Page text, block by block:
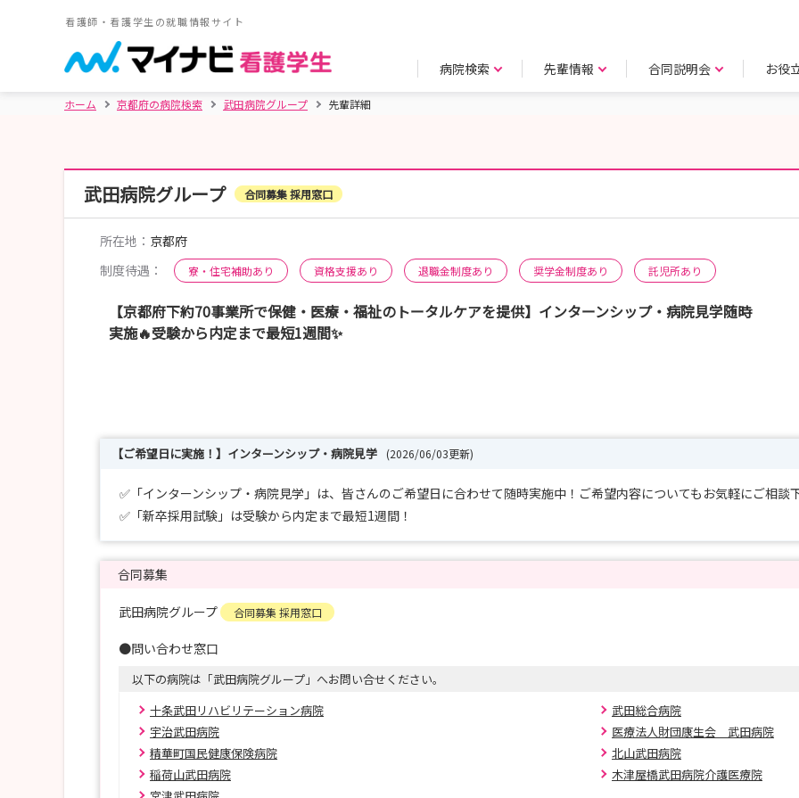
看護師・看護学生の就職情報サイト
病院検索 先輩情報 合同説明会 お役
ホーム 京都府の病院検索 武田病院グループ 先輩詳細
武田病院グループ 合同募集 採用窓口
所在地： 京都府
制度待遇：
寮・住宅補助あり 資格支援あり 退職金制度あり 奨学金制度あり 託児所あり
【京都府下約70事業所で保健・医療・福祉のトータルケアを提供】インターンシップ・病院見学随時
実施🔥受験から内定まで最短1週間✨
【ご希望日に実施！】インターンシップ・病院見学 (2026/06/03更新)
✅「インターンシップ・病院見学」は、皆さんのご希望日に合わせて随時実施中！ご希望内容についてもお気軽にご相談
✅「新卒採用試験」は受験から内定まで最短1週間！
合同募集
武田病院グループ 合同募集 採用窓口
●問い合わせ窓口
以下の病院は「武田病院グループ」へお問い合せください。
十条武田リハビリテーション病院
武田総合病院
宇治武田病院
医療法人財団康生会 武田病院
精華町国民健康保険病院
北山武田病院
稲荷山武田病院
木津屋橋武田病院介護医療院